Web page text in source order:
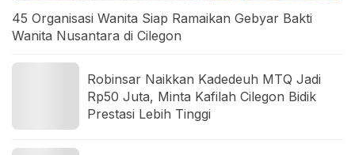
45 Organisasi Wanita Siap Ramaikan Gebyar Bakti
Wanita Nusantara di Cilegon
Robinsar Naikkan Kadedeuh MTQ Jadi
Rp50 Juta, Minta Kafilah Cilegon Bidik
Prestasi Lebih Tinggi